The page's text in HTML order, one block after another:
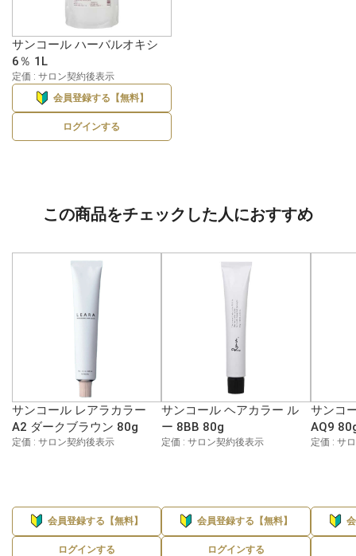
サンコール ハーバルオキシ
6％ 1L
定価 : サロン契約後表示
会員登録する【無料】
ログインする
この商品をチェックした人におすすめ
サンコール レアラカラー
A2 ダークブラウン 80g
定価 : サロン契約後表示
会員登録する【無料】
ログインする
サンコール ヘアカラー ル
ー 8BB 80g
定価 : サロン契約後表示
会員登録する【無料】
ログインする
サンコ
AQ9
定価 : サ